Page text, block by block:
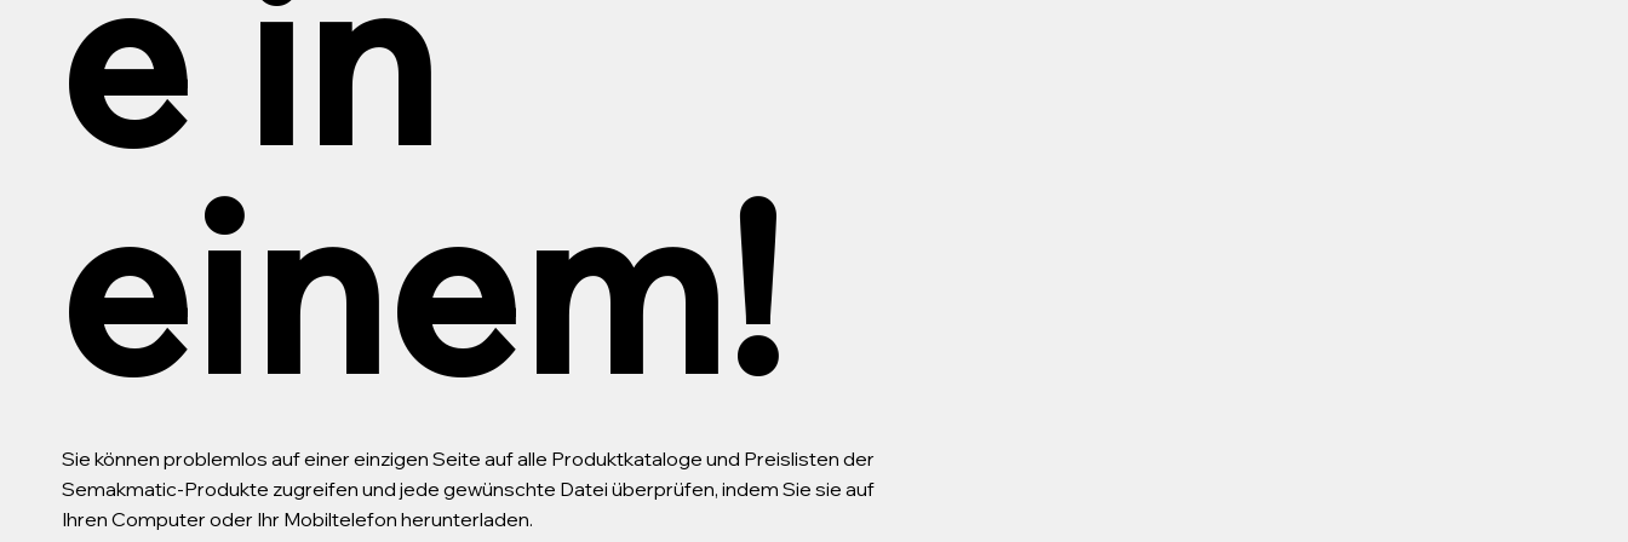
e in
einem!
Sie können problemlos auf einer einzigen Seite auf alle Produktkataloge und Preislisten der
Semakmatic-Produkte zugreifen und jede gewünschte Datei überprüfen, indem Sie sie auf
Ihren Computer oder Ihr Mobiltelefon herunterladen.